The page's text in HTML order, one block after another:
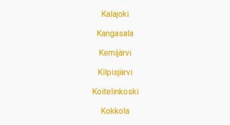
Kalajoki
Kangasala
Kemijärvi
Kilpisjärvi
Koitelinkoski
Kokkola